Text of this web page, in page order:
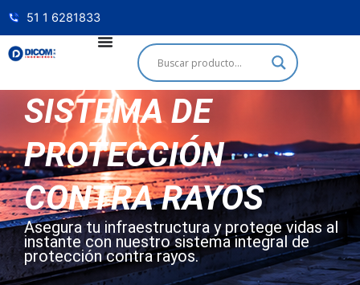
51 1 6281833
SISTEMA DE
PROTECCIÓN
CONTRA RAYOS
Asegura tu infraestructura y protege vidas al
instante con nuestro sistema integral de
protección contra rayos.